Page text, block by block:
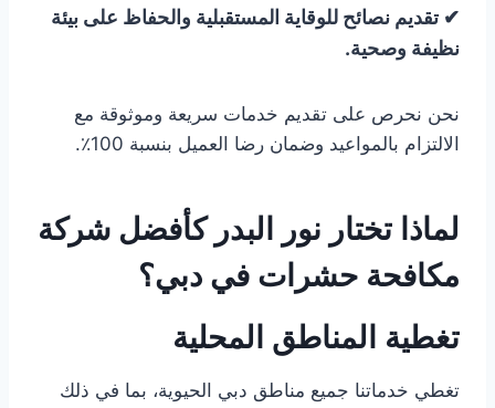
✔ تقديم نصائح للوقاية المستقبلية والحفاظ على بيئة
نظيفة وصحية.
نحن نحرص على تقديم خدمات سريعة وموثوقة مع
الالتزام بالمواعيد وضمان رضا العميل بنسبة 100٪.
لماذا تختار نور البدر كأفضل شركة
مكافحة حشرات في دبي؟
تغطية المناطق المحلية
تغطي خدماتنا جميع مناطق دبي الحيوية، بما في ذلك